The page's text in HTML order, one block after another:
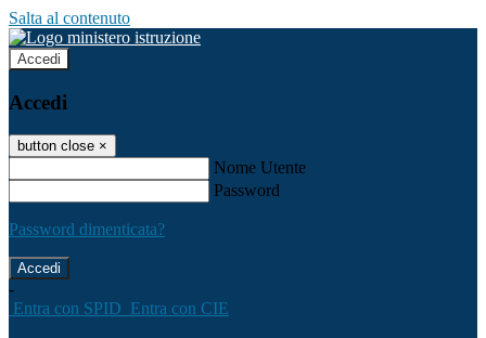
Salta al contenuto
Accedi
Accedi
button close ×
Nome Utente
Password
Password dimenticata?
-
Entra con SPID Entra con CIE